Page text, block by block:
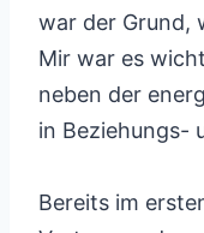
war der Grund,
Mir war es
neben der
in Beziehungs-
Bereits im